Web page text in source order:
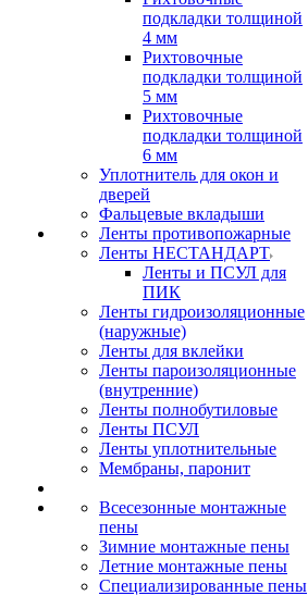
подкладки толщиной
4 мм
Рихтовочные
подкладки толщиной
5 мм
Рихтовочные
подкладки толщиной
6 мм
Уплотнитель для окон и
дверей
Фальцевые вкладыши
Ленты противопожарные
Ленты НЕСТАНДАРТ
Ленты и ПСУЛ для
ПИК
Ленты гидроизоляционные
(наружные)
Ленты для вклейки
Ленты пароизоляционные
(внутренние)
Ленты полнобутиловые
Ленты ПСУЛ
Ленты уплотнительные
Мембраны, паронит
Всесезонные монтажные
пены
Зимние монтажные пены
Летние монтажные пены
Специализированные пены